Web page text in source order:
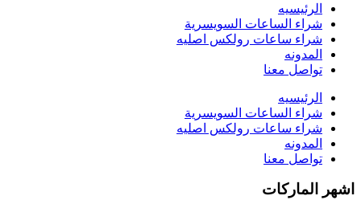
الرئيسيه
شراء الساعات السويسرية
شراء ساعات رولكس اصليه
المدونه
تواصل معنا
الرئيسيه
شراء الساعات السويسرية
شراء ساعات رولكس اصليه
المدونه
تواصل معنا
اشهر الماركات